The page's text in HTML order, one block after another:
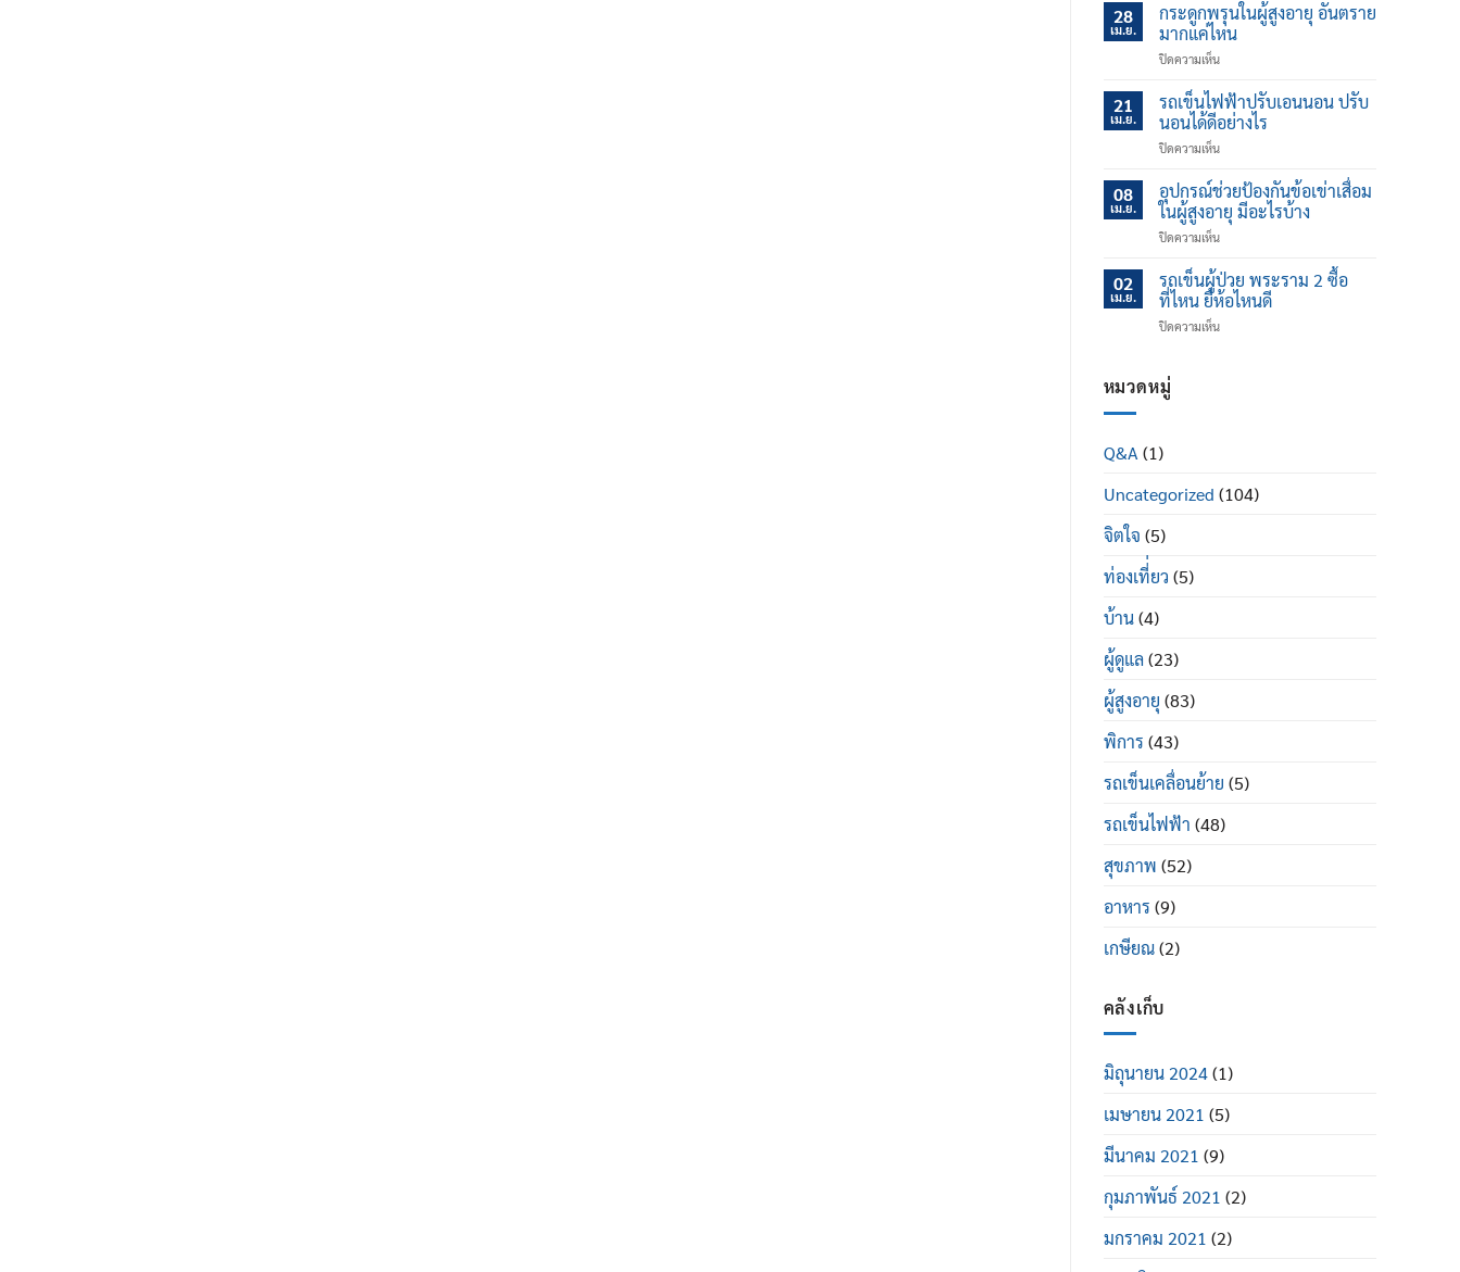
28
เม.ย.
กระดูกพรุนในผู้สูงอายุ อันตราย
มากแค่ไหน
ปิดความเห็นบน
พรุน
ใน
ผู้
สูง
อันตราย
มาก
แค่
ไหน
21
เม.ย.
รถเข็นไฟฟ้าปรับเอนนอน ปรับ
นอนได้ดีอย่างไร
ปิดความเห็นบน
เข็น
ไฟฟ้า
ปรับ
เอน
ปรับ
นอน
ดี
08
เม.ย.
อุปกรณ์ช่วยป้องกันข้อเข่าเสื่อม
ในผู้สูงอายุ มีอะไรบ้าง
ปิดความเห็นบน
ช่วย
ป้องกัน
ข้อ
เข่า
02
เม.ย.
รถเข็นผู้ป่วย พระราม 2 ซื้อ
ที่ไหน ยี่ห้อไหนดี
ปิดความเห็นบน
ยี่ห้อ
หมวดหมู่
Q&A (1)
Uncategorized (104)
จิตใจ (5)
ท่องเที่่ยว (5)
บ้าน(4)
ผู้ดูแล (23)
ผู้สูงอายุ (83)
พิการ (43)
รถเข็นเคลื่อนย้าย (5)
รถเข็นไฟฟ้า (48)
สุขภาพ (52)
อาหาร (9)
เกษียณ(2)
คลังเก็บ
มิถุนายน 2024(1)
เมษายน 2021 (5)
มีนาคม 2021 (9)
กุมภาพันธ์ 2021 (2)
มกราคม 2021 (2)